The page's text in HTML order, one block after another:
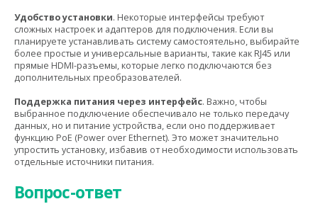
Удобство установки. Некоторые интерфейсы требуют
сложных настроек и адаптеров для подключения. Если вы
планируете устанавливать систему самостоятельно, выбирайте
более простые и универсальные варианты, такие как RJ45 или
прямые HDMI-разъемы, которые легко подключаются без
дополнительных преобразователей.
Поддержка питания через интерфейс. Важно, чтобы
выбранное подключение обеспечивало не только передачу
данных, но и питание устройства, если оно поддерживает
функцию PoE (Power over Ethernet). Это может значительно
упростить установку, избавив от необходимости использовать
отдельные источники питания.
Вопрос-ответ